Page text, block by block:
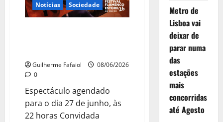
Notícias
Sociedade
Guilherme Fafaiol
08/06/2026
0
Espectáculo agendado
para o dia 27 de junho, às
22 horas Convidada
Metro de
Lisboa vai
deixar de
parar numa
das
estações
mais
concorridas
até Agosto